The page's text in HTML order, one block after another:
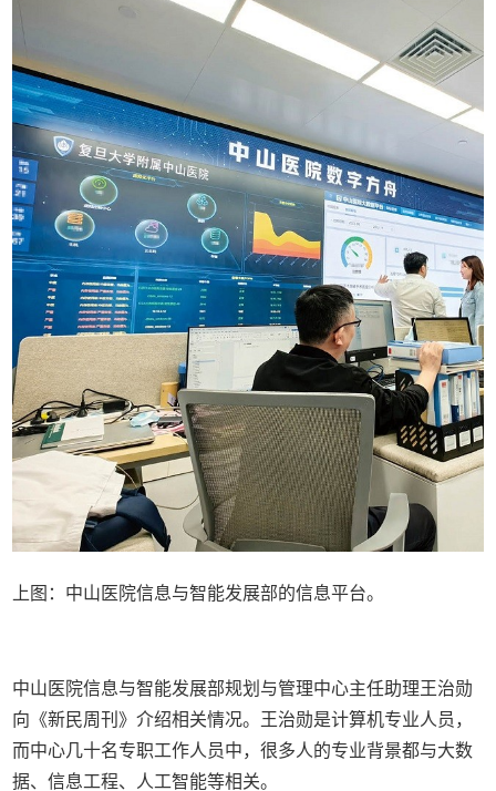
上图：中山医院信息与智能发展部的信息平台。
中山医院信息与智能发展部规划与管理中心主任助理王治勋
向《新民周刊》介绍相关情况。王治勋是计算机专业人员，
而中心几十名专职工作人员中，很多人的专业背景都与大数
据、信息工程、人工智能等相关。